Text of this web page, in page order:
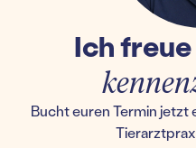
Ich
Bucht euren Termin jetzt